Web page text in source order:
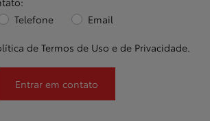
Telefone Email
de Termos de Uso e de Privacidade.
Entrar em contato